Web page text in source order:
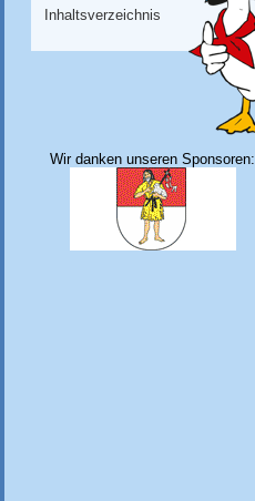
Inhaltsverzeichnis
Wir danken unseren Sponsoren: